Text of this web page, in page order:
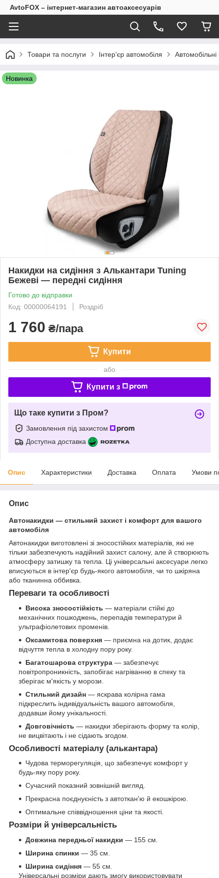
AvtoFOX – інтернет-магазин автоаксесуарів
Товари та послуги Інтер'єр автомобіля
Новинка
Накидки на сидіння з Алькантари Tuning
Бежеві — передні сидіння
Готово до відправки
Код: 00000064191
Роздріб
1 760 ₴/пара
Купити
або
Купити з
Що таке купити з Пром?
Замовлення під захистом
Доступна доставка
Опис Характеристики Доставка Оплата Умови
Опис
Автонакидки — стильний захист і комфорт для вашого
автомобіля
Автонакидки виготовлені зі зносостійких матеріалів, які не
тільки забезпечують надійний захист салону, але й створюють
атмосферу затишку та тепла. Ці універсальні аксесуари легко
вписуються в інтер'єр будь-якого автомобіля, чи то шкіряна
або тканинна оббивка.
Переваги та особливості
Висока зносостійкість — матеріали стійкі до
механічних пошкоджень, перепадів температури й
ультрафіолетових променів.
Оксамитова поверхня — приємна на дотик, додає
відчуття тепла в холодну пору року.
Багатошарова структура — забезпечує
повітропроникність, запобігає нагріванню в спеку та
зберігає м'якість у морози.
Стильний дизайн — яскрава колірна гама
підкреслить індивідуальність вашого автомобіля,
додавши йому унікальності.
Довговічність — накидки зберігають форму та колір,
не вицвітають і не сідають згодом.
Особливості матеріалу (алькантара)
Чудова терморегуляція, що забезпечує комфорт у
будь-яку пору року.
Сучасний показний зовнішній вигляд.
Прекрасна поєднуєність з автоткан'ю й екошкірою.
Оптимальне співвідношення ціни та якості.
Розміри й універсальність
Довжина передньої накидки — 155 см.
Ширина спинки — 35 см.
Ширина сидіння — 55 см.
Універсальні розміри дають змогу використовувати